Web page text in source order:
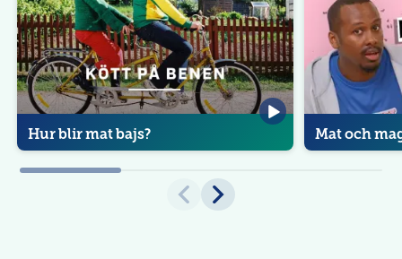
Hur blir mat bajs? Mat och